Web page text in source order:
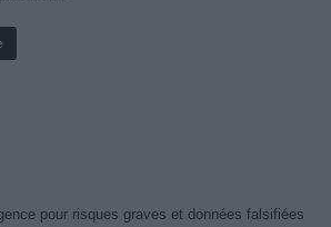
pour risques graves et données falsifiées